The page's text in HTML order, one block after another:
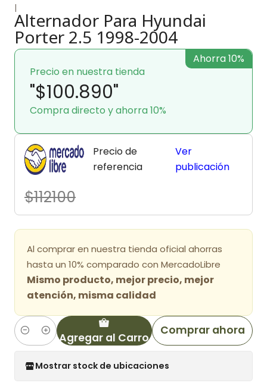
|
Alternador Para Hyundai
Porter 2.5 1998-2004
Precio en nuestra tienda
"$100.890"
Compra directo y ahorra 10%
Ahorra 10%
Precio de
referencia
$112100
Ver
publicación
Al comprar en nuestra tienda oficial ahorras
hasta un 10% comparado con MercadoLibre
Mismo producto, mejor precio, mejor
atención, misma calidad
Cantidad Agregar al Carro
Comprar ahora
Mostrar stock de ubicaciones